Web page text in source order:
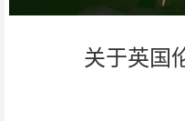
关于英国